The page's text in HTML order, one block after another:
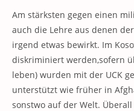
Am stärksten gegen einen
auch die Lehre aus denen
irgend etwas bewirkt. Im
diskriminiert werden,sofern
leben) wurden mit der UCK
unterstützt wie früher in
sonstwo auf der Welt.